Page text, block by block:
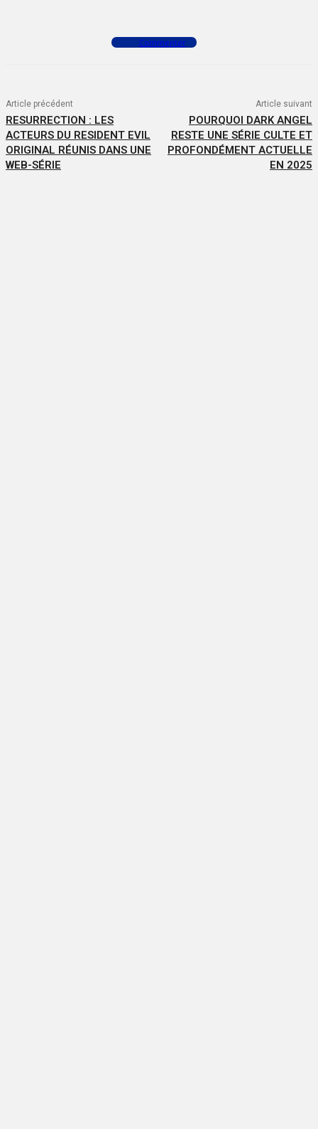
Commenter
Article précédent
RESURRECTION : LES
ACTEURS DU RESIDENT EVIL
ORIGINAL RÉUNIS DANS UNE
WEB-SÉRIE
Article suivant
POURQUOI DARK ANGEL
RESTE UNE SÉRIE CULTE ET
PROFONDÉMENT ACTUELLE
EN 2025